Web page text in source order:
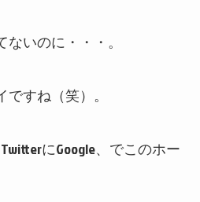
ないのに・・・。
ですね（笑）。
にGoogle、でこのホー